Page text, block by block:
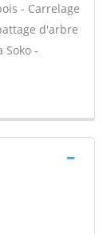
- Carrelage
d'arbre
Soko -